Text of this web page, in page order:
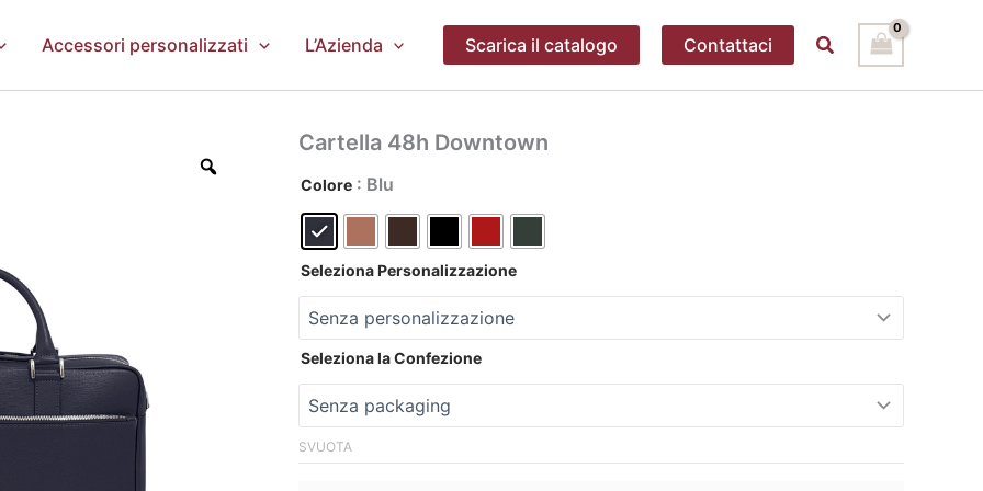
Accessori personalizzati L’Azienda Scarica il catalogo Contattaci Cerca
Cartella 48h Downtown
Colore : Blu
Seleziona Personalizzazione
Seleziona la Confezione
SVUOTA